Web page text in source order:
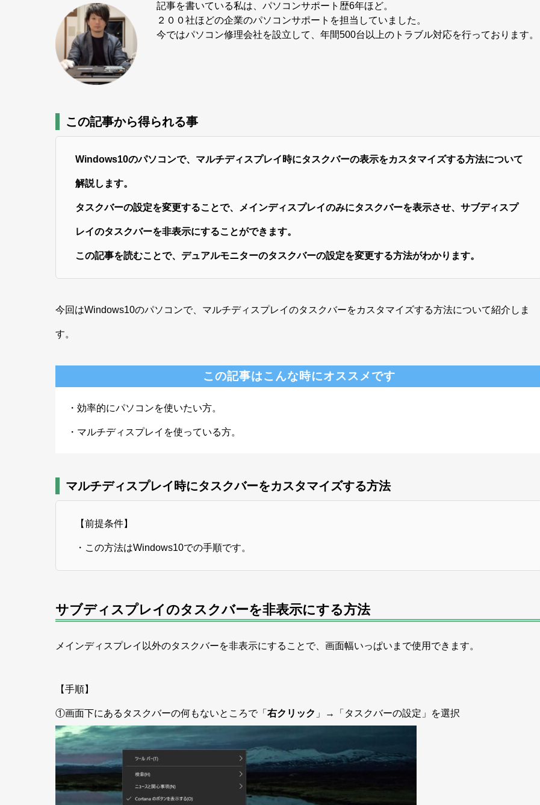
記事を書いている私は、パソコンサポート歴6年ほど。
２００社ほどの企業のパソコンサポートを担当していました。
今ではパソコン修理会社を設立して、年間500台以上のトラブル対応を行っております。
この記事から得られる事
Windows10のパソコンで、マルチディスプレイ時にタスクバーの表示をカスタマイズする方法について
解説します。
タスクバーの設定を変更することで、メインディスプレイのみにタスクバーを表示させ、サブディスプ
レイのタスクバーを非表示にすることができます。
この記事を読むことで、デュアルモニターのタスクバーの設定を変更する方法がわかります。
今回はWindows10のパソコンで、マルチディスプレイのタスクバーをカスタマイズする方法について紹介しま
す。
この記事はこんな時にオススメです
・効率的にパソコンを使いたい方。
・マルチディスプレイを使っている方。
マルチディスプレイ時にタスクバーをカスタマイズする方法
【前提条件】
・この方法はWindows10での手順です。
サブディスプレイのタスクバーを非表示にする方法
メインディスプレイ以外のタスクバーを非表示にすることで、画面幅いっぱいまで使用できます。
【手順】
①画面下にあるタスクバーの何もないところで「 右クリック 」→「タスクバーの設定」を選択